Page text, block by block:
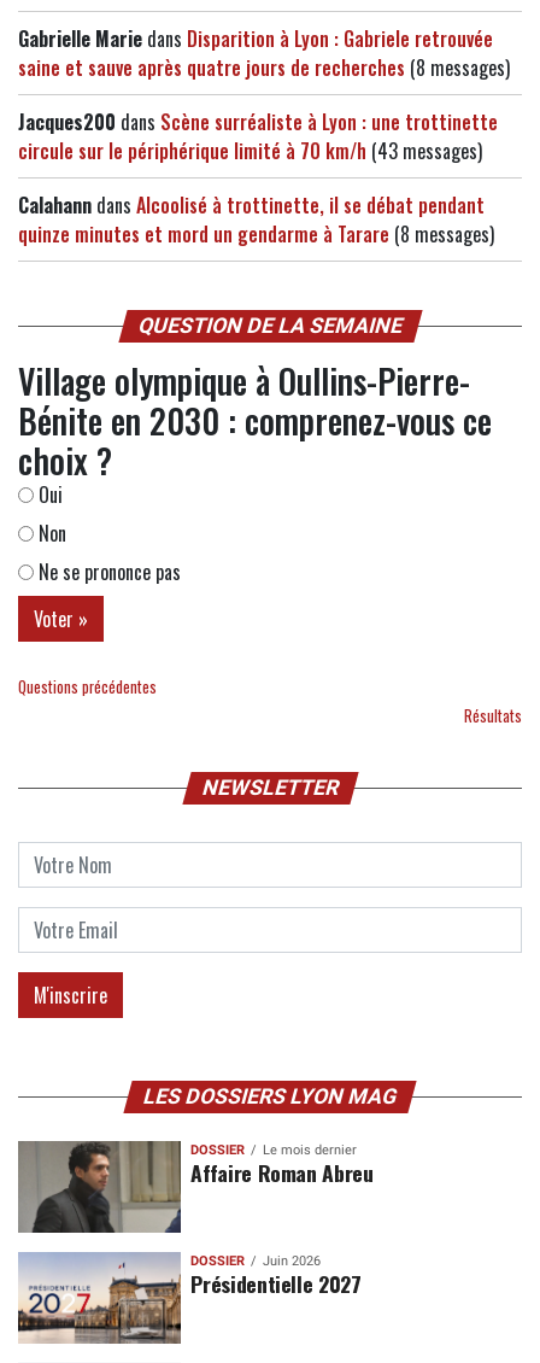
Gabrielle Marie dans Disparition à Lyon : Gabriele retrouvée
saine et sauve après quatre jours de recherches (8 messages)
Jacques200 dans Scène surréaliste à Lyon : une trottinette
circule sur le périphérique limité à 70 km/h (43 messages)
Calahann dans Alcoolisé à trottinette, il se débat pendant
quinze minutes et mord un gendarme à Tarare (8 messages)
QUESTION DE LA SEMAINE
Village olympique à Oullins-Pierre-
Bénite en 2030 : comprenez-vous ce
choix ?
Oui
Non
Ne se prononce pas
Questions précédentes
Résultats
NEWSLETTER
LES DOSSIERS LYON MAG
DOSSIER Le mois dernier
Affaire Roman Abreu
DOSSIER Juin 2026
Présidentielle 2027